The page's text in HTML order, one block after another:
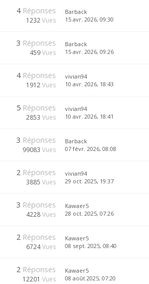
4 Réponses
1232Vues
Barback
15 avr. 2026, 09:30
3 Réponses
459Vues
Barback
15 avr. 2026, 09:26
4 Réponses
1912Vues
vivian94
10 avr. 2026, 18:43
5 Réponses
2853 Vues
vivian94
10 avr. 2026, 18:41
3 Réponses
99083 Vues
Barback
07 févr. 2026, 08:08
2 Réponses
3885 Vues
vivian94
29 oct. 2025, 19:37
3 Réponses
4228Vues
Kawaer5
28 oct. 2025, 07:26
2 Réponses
6724Vues
Kawaer5
08 sept. 2025, 08:40
2 Réponses
12201 Vues
Kawaer5
08 août 2025, 07:20